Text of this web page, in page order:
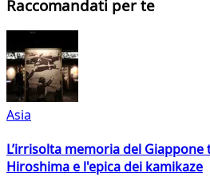
Raccomandati per te
Asia
L’irrisolta memoria del
Hiroshima e l'epica dei kamikaze